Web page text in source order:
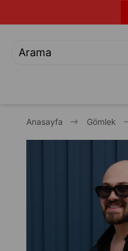
Anasayfa Gömlek